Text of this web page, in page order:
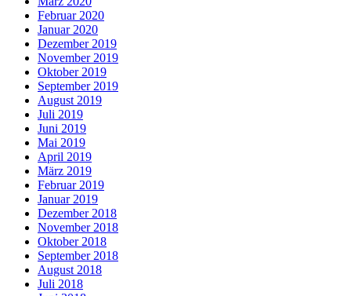
Februar 2020
Januar 2020
Dezember 2019
November 2019
Oktober 2019
September 2019
August 2019
Juli 2019
Juni 2019
Mai 2019
April 2019
März 2019
Februar 2019
Januar 2019
Dezember 2018
November 2018
Oktober 2018
September 2018
August 2018
Juli 2018